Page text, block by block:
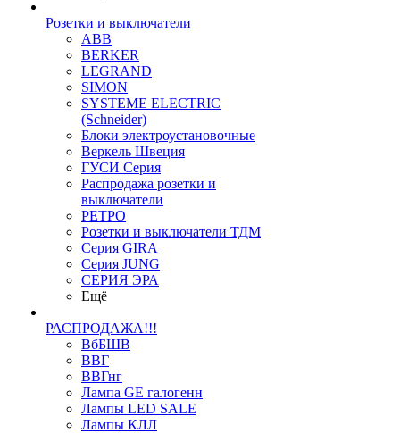
Розетки и выключатели
ABB
BERKER
LEGRAND
SIMON
SYSTEME ELECTRIC
(Schneider)
Блоки электроустановочные
Веркель Швеция
ГУСИ Серия
Распродажа розетки и
выключатели
РЕТРО
Розетки и выключатели ТДМ
Серия GIRA
Серия JUNG
СЕРИЯ ЭРА
Ещё
РАСПРОДАЖА!!!
ВбБШВ
ВВГ
ВВГнг
Лампа GE галогенн
Лампы LED SALE
Лампы КЛЛ